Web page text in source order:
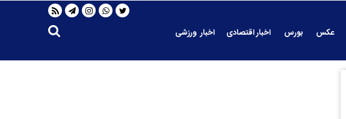
عکس بورس اخبار اقتصادی
اخبار ورزشی